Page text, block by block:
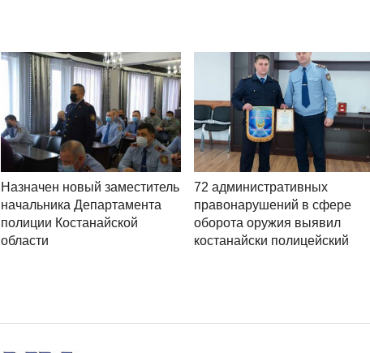
Назначен новый заместитель
начальника Департамента
полиции Костанайской
области
72 административных
правонарушений в сфере
оборота оружия выявил
костанайски полицейский